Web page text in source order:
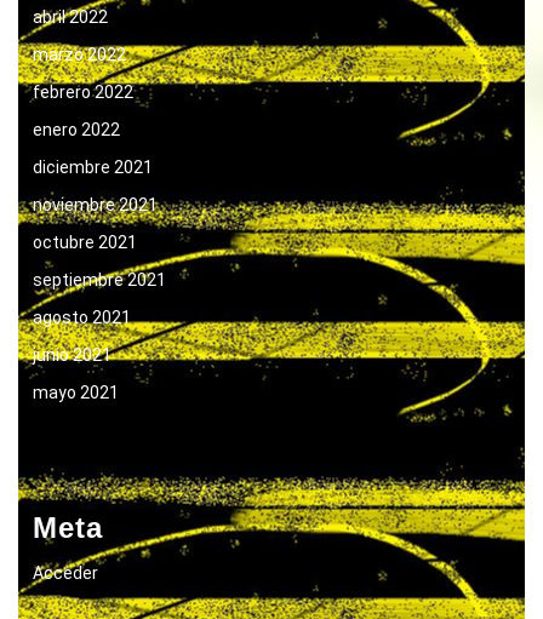
abril 2022
marzo 2022
febrero 2022
enero 2022
diciembre 2021
noviembre 2021
octubre 2021
septiembre 2021
agosto 2021
junio 2021
mayo 2021
Meta
Acceder